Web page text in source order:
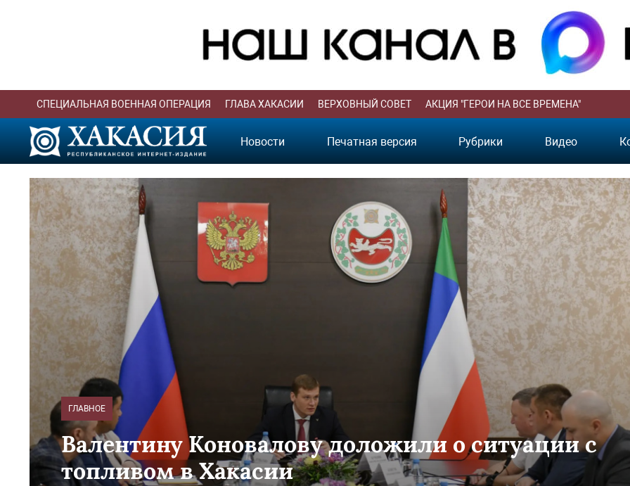
СПЕЦИАЛЬНАЯ ВОЕННАЯ ОПЕРАЦИЯ ГЛАВА ХАКАСИИ ВЕРХОВНЫЙ СОВЕТ АКЦИЯ "ГЕРОИ НА ВСЕ ВРЕМЕНА"
Новости Печатная версия Рубрики Видео
ГЛАВНОЕ
Валентину Коновалову доложили о ситуации с
топливом в Хакасии